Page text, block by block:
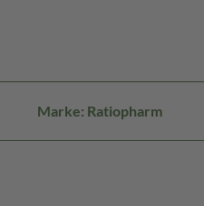
Marke: Ratiopharm